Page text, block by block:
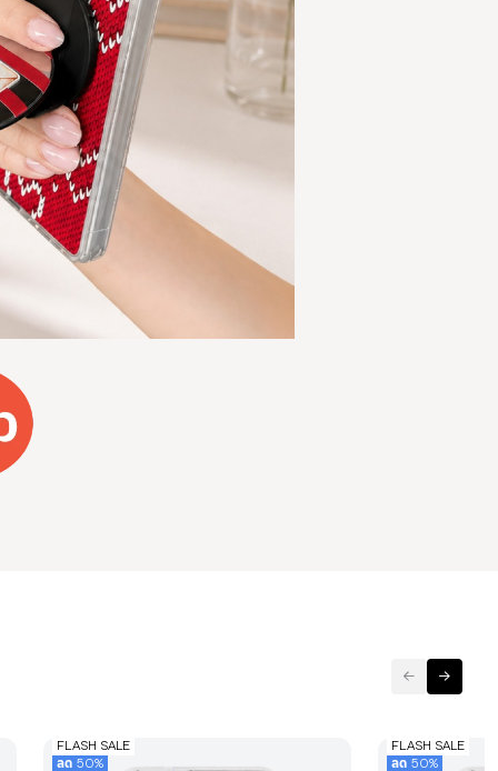
FLASH SALE
ลด 50%
FLASH SALE
ลด 50%